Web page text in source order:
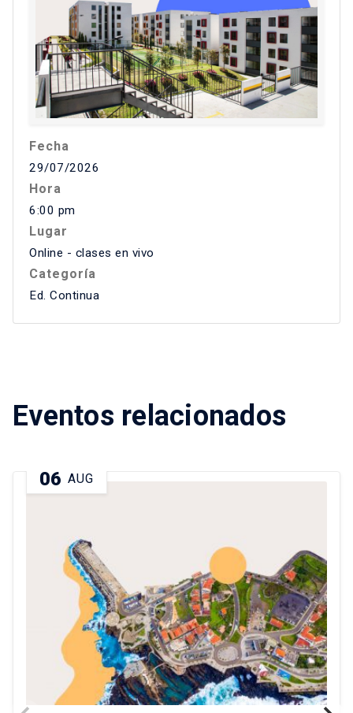
Fecha
29/07/2026
Hora
6:00 pm
Lugar
Online - clases en vivo
Categoría
Ed. Continua
Eventos relacionados
06 AUG